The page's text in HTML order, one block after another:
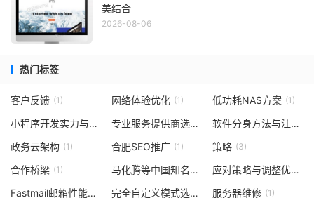
美结合
2026-08-06
热门标签
客户反馈 (1) 网络体验优化 (1) 低功耗NAS方案 (1)
小程序开发实力与实惠性探讨 (1) 专业服务提供商选择 (1)
软件分身方法与注意事项
政务云架构 (1) 合肥SEO推广 (1) 策略 (3)
合作桥梁 (1) 马化腾等中国知名企业家） (1)
应对策略与调整优化推广策略
Fastmail邮箱性能评测
(1) 完全自定义模式选择 服务器维修 (1)